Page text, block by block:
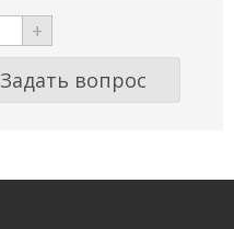
+
Задать вопрос